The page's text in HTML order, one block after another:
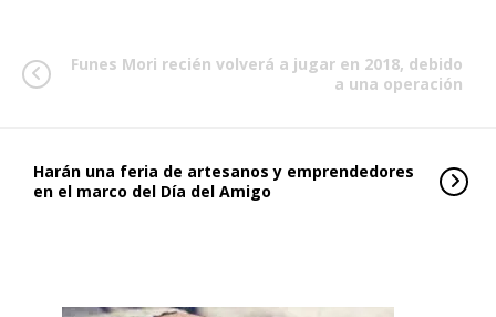
Funes Mori recién volverá a jugar en 2018, debido
a una operación
Harán una feria de artesanos y emprendedores
en el marco del Día del Amigo